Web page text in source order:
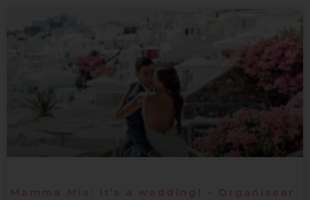
Mamma Mia: it’s a wedding! – Organiseer